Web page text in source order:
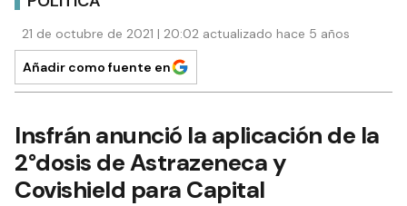
21 de octubre de 2021 | 20:02 actualizado hace 5 años
Añadir como fuente en
Insfrán anunció la aplicación de la
2°dosis de Astrazeneca y
Covishield para Capital